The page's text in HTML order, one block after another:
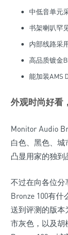
中低音单元
书架喇叭罕
内部线路采
高品质镀金
能加装AMS
外观时尚好看
Monitor Audio
白色、黑色、
凸显用家的独到
不过在向各位分
Bronze 100有
送到评测的版本
市灰色，以及胡